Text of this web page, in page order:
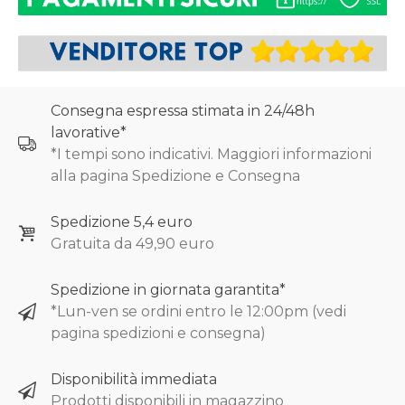
Consegna espressa stimata in 24/48h
lavorative*
*I tempi sono indicativi. Maggiori informazioni
alla pagina Spedizione e Consegna
Spedizione 5,4 euro
Gratuita da 49,90 euro
Spedizione in giornata garantita*
*Lun-ven se ordini entro le 12:00pm (vedi
pagina spedizioni e consegna)
Disponibilità immediata
Prodotti disponibili in magazzino